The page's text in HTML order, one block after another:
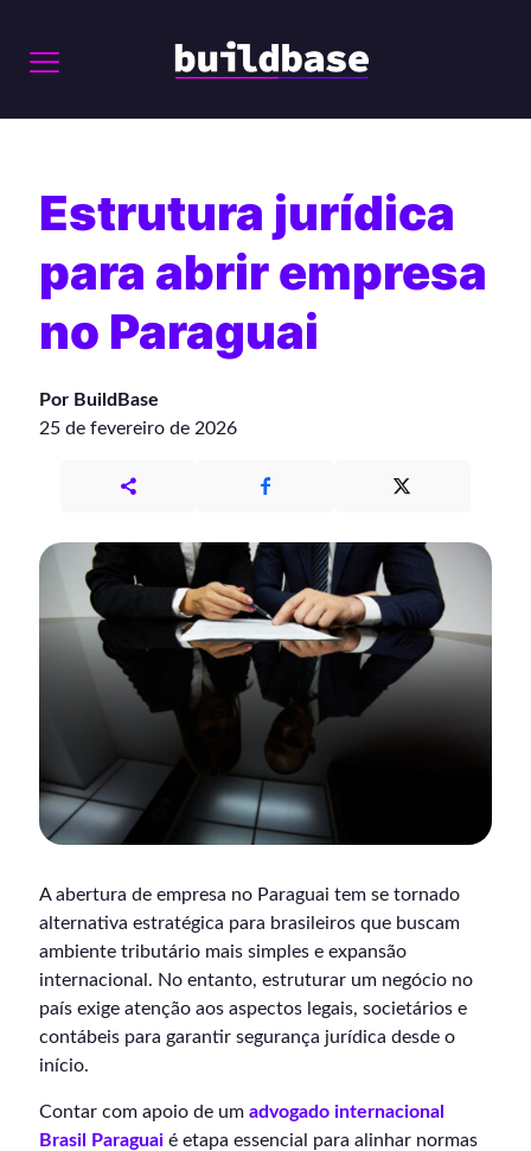
Estrutura jurídica
para abrir empresa
no Paraguai
Por BuildBase
25 de fevereiro de 2026
A abertura de empresa no Paraguai tem se tornado
alternativa estratégica para brasileiros que buscam
ambiente tributário mais simples e expansão
internacional. No entanto, estruturar um negócio no
país exige atenção aos aspectos legais, societários e
contábeis para garantir segurança jurídica desde o
início.
Contar com apoio de um advogado internacional
Brasil Paraguai é etapa essencial para alinhar normas